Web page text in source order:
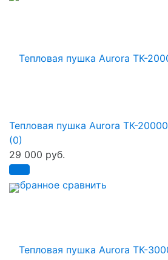
избранное сравнить
Тепловая пушка Aurora ТК-20000
(0)
29 000 руб.